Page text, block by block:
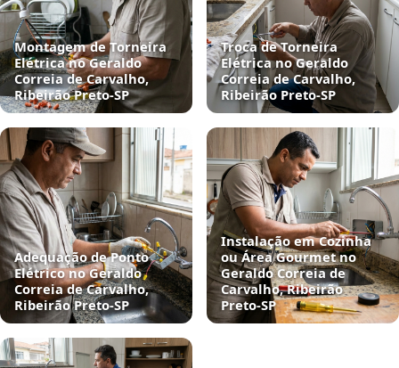
Montagem de Torneira
Elétrica no Geraldo
Correia de Carvalho,
Ribeirão Preto‑SP
Troca de Torneira
Elétrica no Geraldo
Correia de Carvalho,
Ribeirão Preto‑SP
Adequação de Ponto
Elétrico no Geraldo
Correia de Carvalho,
Ribeirão Preto‑SP
Instalação em Cozinha
ou Área Gourmet no
Geraldo Correia de
Carvalho, Ribeirão
Preto‑SP